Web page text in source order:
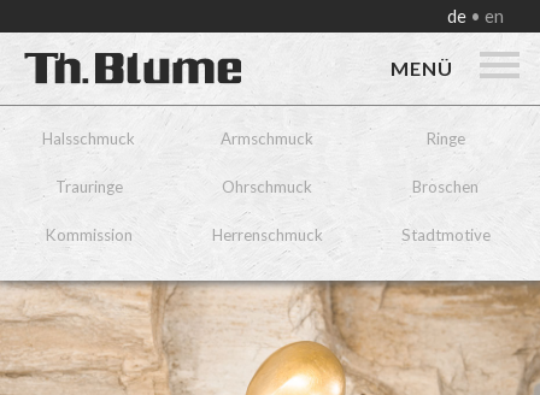
de en
MENÜ
Halsschmuck Armschmuck Ringe
Trauringe Ohrschmuck Broschen
Kommission Herrenschmuck Stadtmotive